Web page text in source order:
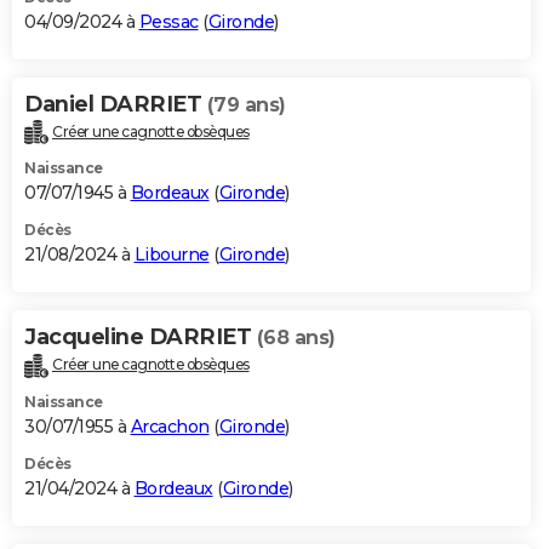
04/09/2024 à Pessac(Gironde)
Daniel DARRIET (79 ans)
Créer une cagnotte obsèques
Naissance
07/07/1945 à Bordeaux(Gironde)
Décès
21/08/2024 à Libourne (Gironde)
Jacqueline DARRIET (68 ans)
Créer une cagnotte obsèques
Naissance
30/07/1955 à Arcachon (Gironde)
Décès
21/04/2024 à Bordeaux(Gironde)